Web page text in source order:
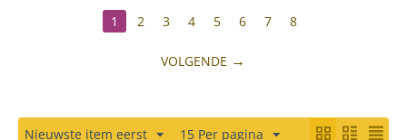
1 2 3 4 5 6 7 8
VOLGENDE
Nieuwste item eerst 15 Per pagina